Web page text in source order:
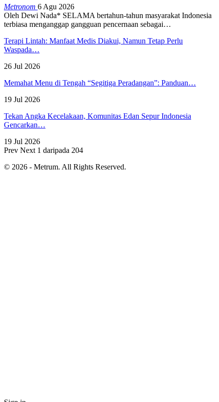
Metronom 6 Agu 2026
Oleh Dewi Nada* SELAMA bertahun-tahun masyarakat Indonesia
terbiasa menganggap gangguan pencernaan sebagai…
Terapi Lintah: Manfaat Medis Diakui, Namun Tetap Perlu
Waspada…
26 Jul 2026
Memahat Menu di Tengah “Segitiga Peradangan”: Panduan…
19 Jul 2026
Tekan Angka Kecelakaan, Komunitas Edan Sepur Indonesia
Gencarkan…
19 Jul 2026
Prev Next 1 daripada 204
© 2026 - Metrum. All Rights Reserved.